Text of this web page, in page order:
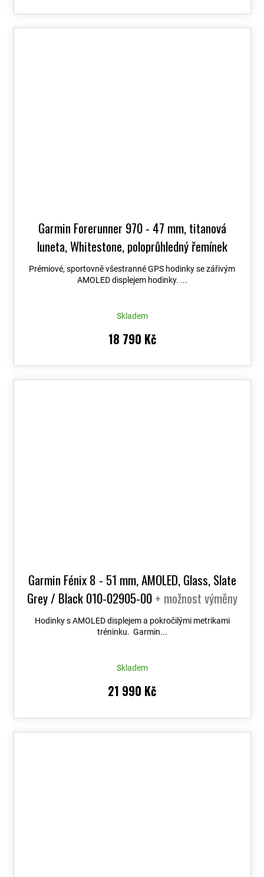
Garmin Forerunner 970 - 47 mm, titanová
luneta, Whitestone, poloprůhledný řemínek
Whitestone/Amp Yellow 010-02969-11+
možnost výměny do 90 dní + Topo Czech PRO
Prémiové, sportovně všestranné GPS hodinky se zářivým
AMOLED displejem hodinky. ...
Skladem
18 790 Kč
Garmin Fénix 8 - 51 mm, AMOLED, Glass, Slate
Grey / Black 010-02905-00+ možnost výměny
do 90 dní + Topo Czech PRO Voucher
Hodinky s AMOLED displejem a pokročilými metrikami
tréninku. Garmin...
Skladem
21 990 Kč